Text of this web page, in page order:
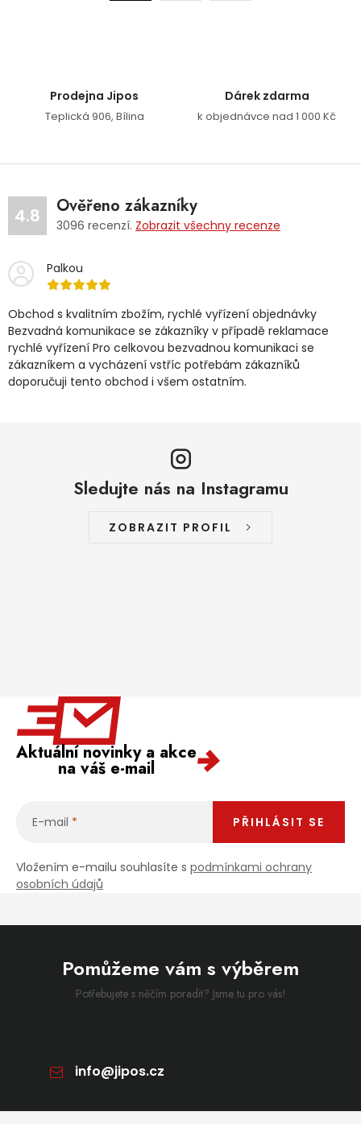
Prodejna Jipos
Teplická 906, Bílina
Dárek zdarma
k objednávce nad 1 000 Kč
4.8 Ověřeno zákazníky
3096 recenzí. Zobrazit všechny recenze
Palkou
Obchod s kvalitním zbožím, rychlé vyřízení objednávky
Bezvadná komunikace se zákazníky v případě reklamace
rychlé vyřízení Pro celkovou bezvadnou komunikaci se
zákazníkem a vycházení vstříc potřebám zákazníků
doporučuji tento obchod i všem ostatním.
Sledujte nás na Instagramu
ZOBRAZIT PROFIL
Aktuální novinky a akce
na váš e-mail
E-mail
Vložením e-mailu souhlasíte s podmínkami ochrany
osobních údajů
PŘIHLÁSIT SE
Pomůžeme vám s výběrem
Potřebujete s něčím poradit? Jsme tu pro vás!
info@jipos.cz